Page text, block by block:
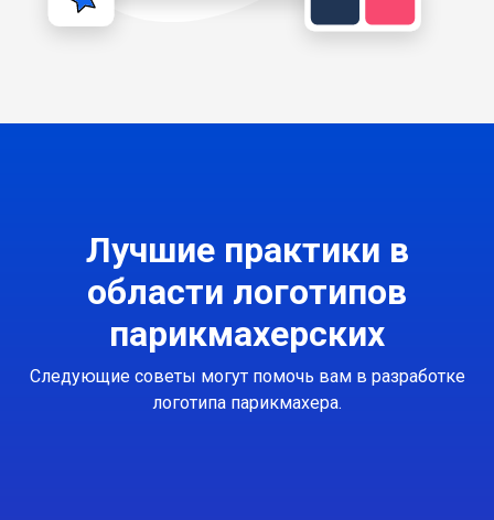
Лучшие практики в
области логотипов
парикмахерских
Следующие советы могут помочь вам в разработке
логотипа парикмахера.